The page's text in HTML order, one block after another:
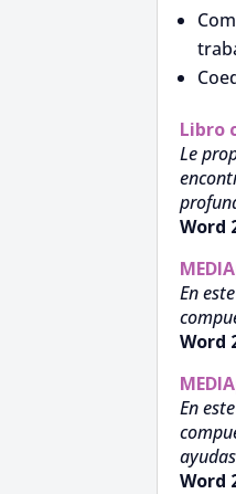
Libro
Le
Word
En
Word
En
Word